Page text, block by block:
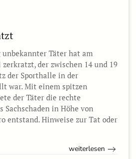
Täter hat am
der zwischen 14 und 19
der Sporthalle in der
war. Mit einem spitzen
der Täter die rechte
Sachschaden in Höhe von
entstand. Hinweise zur Tat oder
weiterlesen